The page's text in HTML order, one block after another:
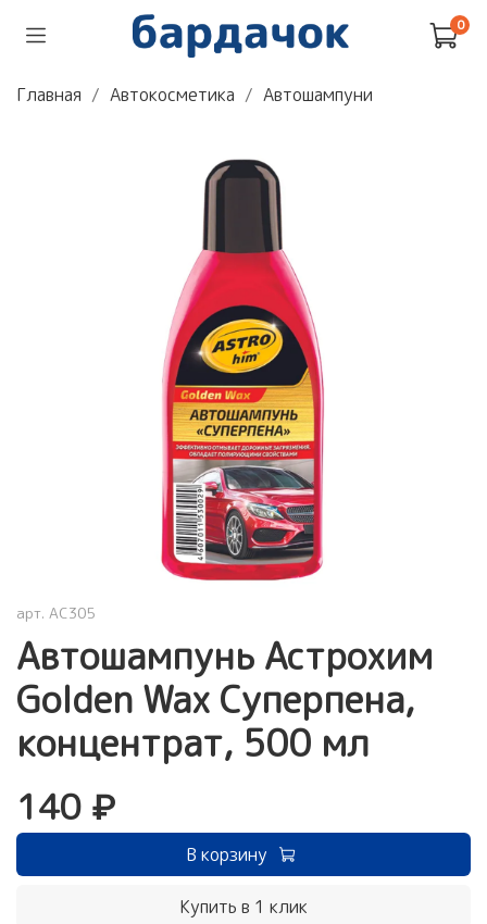
0
Главная Автокосметика Автошампуни
арт. AC305
Автошампунь Астрохим
Golden Wax Суперпена,
концентрат, 500 мл
140 ₽
В корзину
Купить в 1 клик